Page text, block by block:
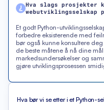
Hva slags prosjekter
webutviklingsselskap
Et godt Python-
forbedre eksisterende med
bør også kunne konsultere
de beste måtene å nå dine
markedsundersøkelser og
gjøre utviklingsprosessen
Hva bør vi se etter i et Python-